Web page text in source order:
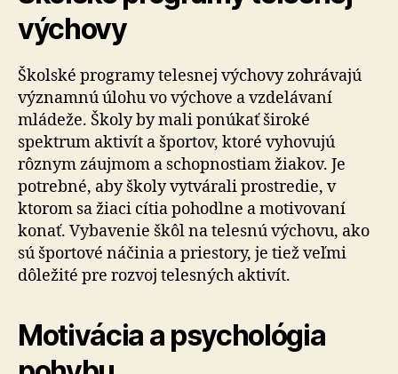
výchovy
Školské programy telesnej výchovy zohrávajú
významnú úlohu vo výchove a vzdelávaní
mládeže. Školy by mali ponúkať široké
spektrum aktivít a športov, ktoré vyhovujú
rôznym záujmom a schopnostiam žiakov. Je
potrebné, aby školy vytvárali prostredie, v
ktorom sa žiaci cítia pohodlne a motivovaní
konať. Vybavenie škôl na telesnú výchovu, ako
sú športové náčinia a priestory, je tiež veľmi
dôležité pre rozvoj telesných aktivít.
Motivácia a psychológia